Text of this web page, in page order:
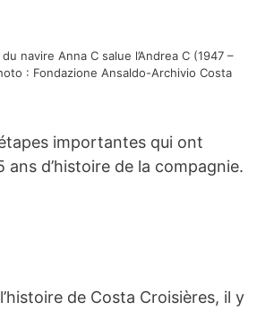
navire Anna C salue l’Andrea C (1947 –
: Fondazione Ansaldo-Archivio Costa
importantes qui ont
ans d’histoire de la compagnie.
de Costa Croisières, il y